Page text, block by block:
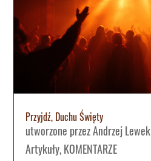
Przyjdź, Duchu Święty
utworzone przezAndrzej Lewek
Artykuły,KOMENTARZE